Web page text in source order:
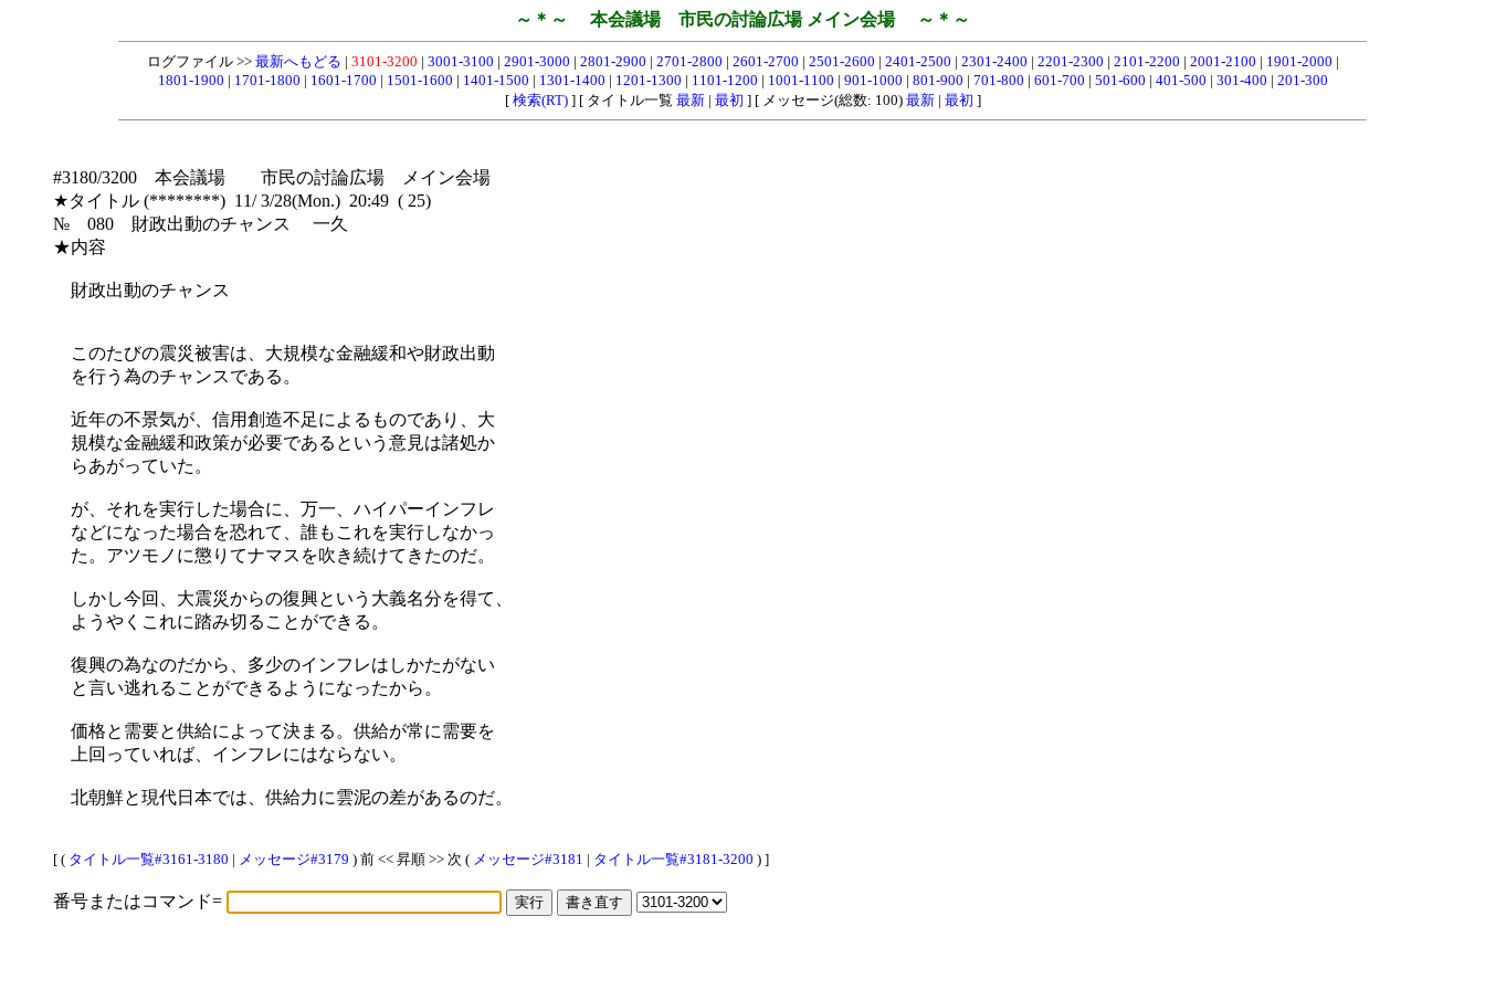
～＊～ 本会議場 市民の討論広場 メイン会場 ～＊～
ログファイル >> 最新へもどる | 3101-3200 | 3001-3100 | 2901-3000 | 2801-2900 | 2701-2800 | 2601-2700 | 2501-2600 | 2401-2500 | 2301-2400 | 2201-2300 | 2101-2200 | 2001-2100 | 1901-2000 |
1801-1900 | 1701-1800 | 1601-1700 | 1501-1600 | 1401-1500 | 1301-1400 | 1201-1300 | 1101-1200 | 1001-1100 | 901-1000 | 801-900 | 701-800 | 601-700 | 501-600 | 401-500 | 301-400 | 201-300
[ 検索(RT)] [ タイトル一覧 最新| 最初 ] [ メッセージ(総数: 100) 最新| 最初 ]
#3180/3200 本会議場 市民の討論広場 メイン会場
★タイトル (********) 11/ 3/28(Mon.) 20:49 ( 25)
№ 080 財政出動のチャンス 一久
★内容
財政出動のチャンス
このたびの震災被害は、大規模な金融緩和や財政出動
を行う為のチャンスである。
近年の不景気が、信用創造不足によるものであり、大
規模な金融緩和政策が必要であるという意見は諸処か
らあがっていた。
が、それを実行した場合に、万一、ハイパーインフレ
などになった場合を恐れて、誰もこれを実行しなかっ
た。アツモノに懲りてナマスを吹き続けてきたのだ。
しかし今回、大震災からの復興という大義名分を得て、
ようやくこれに踏み切ることができる。
復興の為なのだから、多少のインフレはしかたがない
と言い逃れることができるようになったから。
価格と需要と供給によって決まる。供給が常に需要を
上回っていれば、インフレにはならない。
北朝鮮と現代日本では、供給力に雲泥の差があるのだ。
[ ( タイトル一覧#3161-3180 | メッセージ#3179 ) 前 << 昇順 >> 次 ( メッセージ#3181 | タイトル一覧#3181-3200 ) ]
番号またはコマンド=